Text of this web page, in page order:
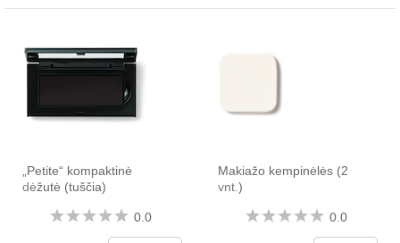
„Petite“ kompaktinė
dėžutė (tuščia)
0.0
Makiažo kempinėlės (2
vnt.)
0.0